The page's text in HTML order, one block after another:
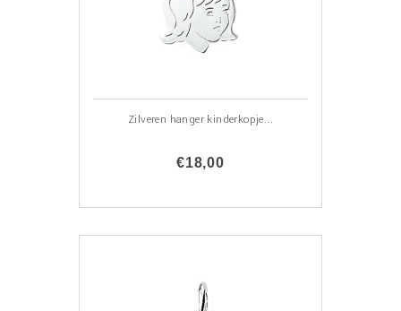
Zilveren hanger kinderkopje...
€18,00